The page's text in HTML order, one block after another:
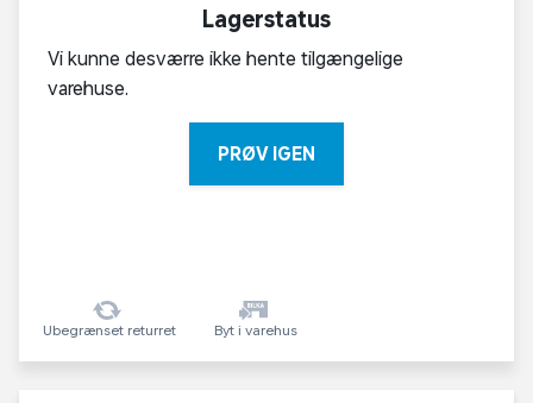
Lagerstatus
Vi kunne desværre ikke hente tilgængelige
varehuse.
PRØV IGEN
Ubegrænset returret Byt i varehus